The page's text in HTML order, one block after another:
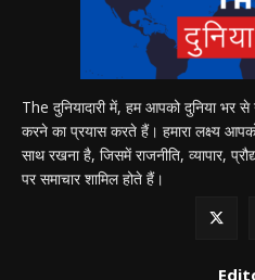
The दुनियादारी में, हम आपको दुनिया भर
करने का प्रयास करते हैं। हमारा लक्ष्य
साथ रखना है, जिसमें राजनीति, व्यापार,
पर समाचार शामिल होते हैं।